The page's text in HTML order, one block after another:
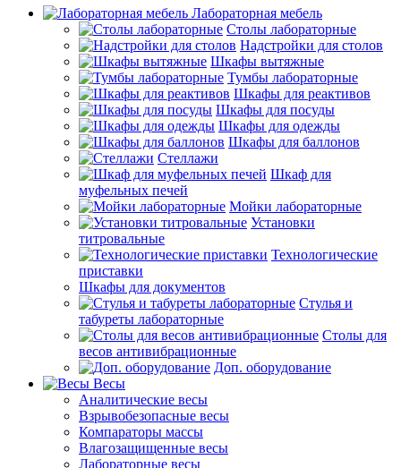
Лабораторная мебель
Столы лабораторные
Надстройки для столов
Шкафы вытяжные
Тумбы лабораторные
Шкафы для реактивов
Шкафы для посуды
Шкафы для одежды
Шкафы для баллонов
Стеллажи
Шкаф для
муфельных печей
Мойки лабораторные
Установки
титровальные
Технологические
приставки
Шкафы для документов
Стулья и
табуреты лабораторные
Столы для
весов антивибрационные
Доп. оборудование
Весы
Аналитические весы
Взрывобезопасные весы
Компараторы массы
Влагозащищенные весы
Лабораторные весы